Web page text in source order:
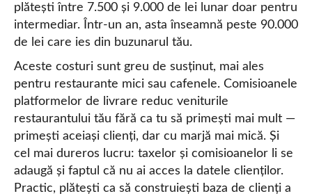
plătești între 7.500 și 9.000 de lei lunar doar pentru
intermediar. Într-un an, asta înseamnă peste 90.000
de lei care ies din buzunarul tău.
Aceste costuri sunt greu de susținut, mai ales
pentru restaurante mici sau cafenele. Comisioanele
platformelor de livrare reduc veniturile
restaurantului tău fără ca tu să primești mai mult —
primești aceiași clienți, dar cu marjă mai mică. Și
cel mai dureros lucru: taxelor și comisioanelor li se
adaugă și faptul că nu ai acces la datele clienților.
Practic, plătești ca să construiești baza de clienți a